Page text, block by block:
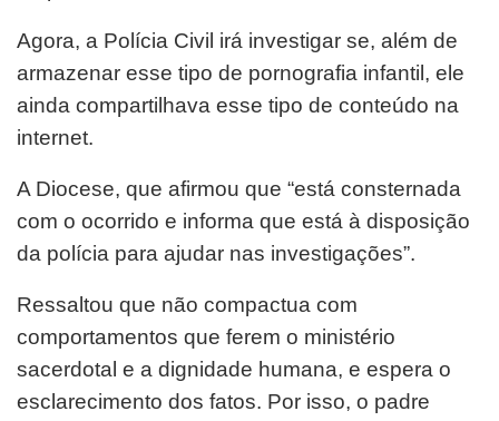
Agora, a Polícia Civil irá investigar se, além de
armazenar esse tipo de pornografia infantil, ele
ainda compartilhava esse tipo de conteúdo na
internet.
A Diocese, que afirmou que “está consternada
com o ocorrido e informa que está à disposição
da polícia para ajudar nas investigações”.
Ressaltou que não compactua com
comportamentos que ferem o ministério
sacerdotal e a dignidade humana, e espera o
esclarecimento dos fatos. Por isso, o padre